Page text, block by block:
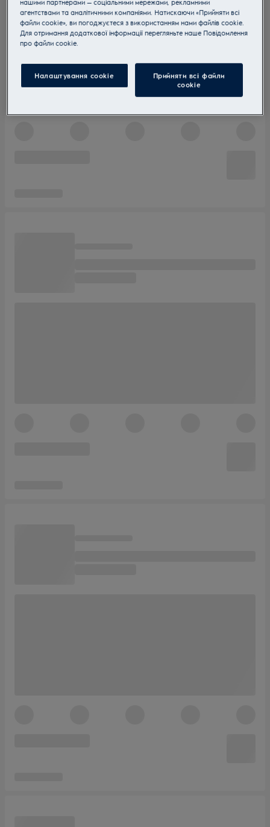
нашими партнерами — соціальними мережами, рекламними
агентствами та аналітичними компаніями. Натискаючи «Прийняти всі
файли cookie», ви погоджуєтеся з використанням нами файлів cookie.
Для отримання додаткової інформації перегляньте наше Пoвідомлення
прo файли cookie.
Налаштування cookie
Прийняти всі файли
сookie